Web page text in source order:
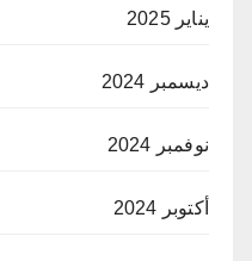
يناير 2025
ديسمبر 2024
نوفمبر 2024
أكتوبر 2024